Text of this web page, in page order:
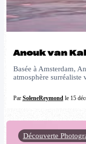
Anouk van
Basée à Amsterdam,
atmosphère
Par SoleneReymond le 15
Découverte